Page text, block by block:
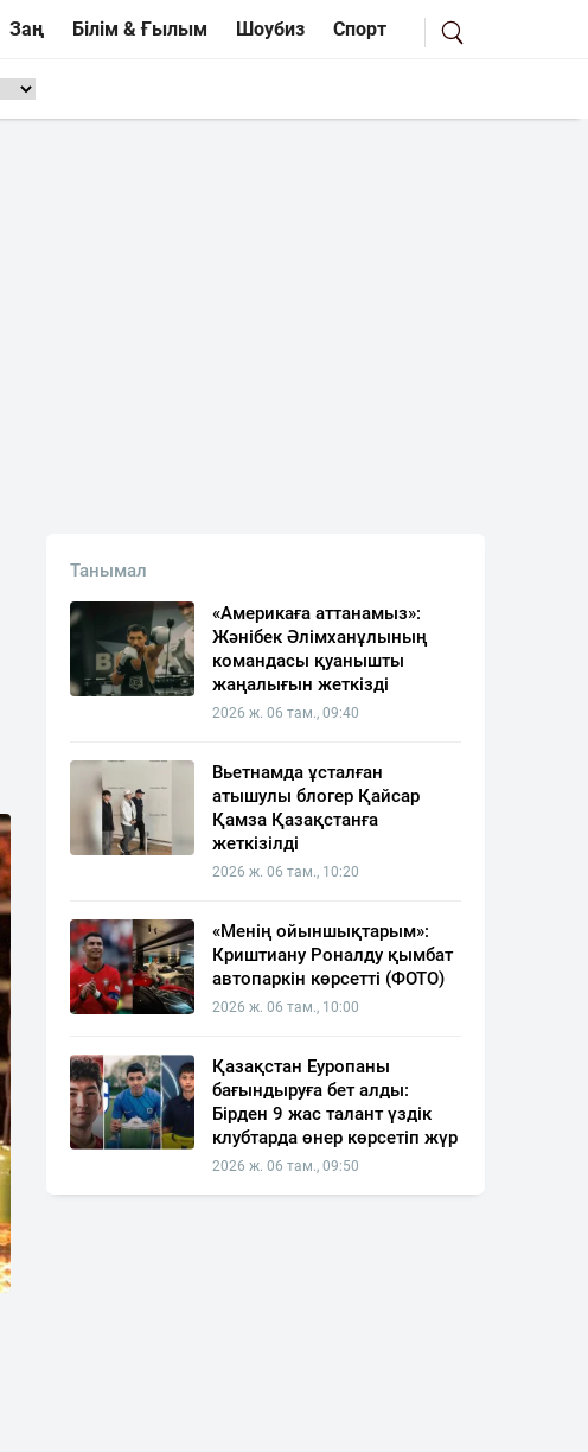
Заң Білім & Ғылым Шоубиз Спорт
Танымал
«Америкаға аттанамыз»:
Жәнібек Әлімханұлының
командасы қуанышты
жаңалығын жеткізді
2026 ж. 06 там., 09:40
Вьетнамда ұсталған
атышулы блогер Қайсар
Қамза Қазақстанға
жеткізілді
2026 ж. 06 там., 10:20
«Менің ойыншықтарым»:
Криштиану Роналду қымбат
автопаркін көрсетті (ФОТО)
2026 ж. 06 там., 10:00
Қазақстан Еуропаны
бағындыруға бет алды:
Бірден 9 жас талант үздік
клубтарда өнер көрсетіп жүр
2026 ж. 06 там., 09:50